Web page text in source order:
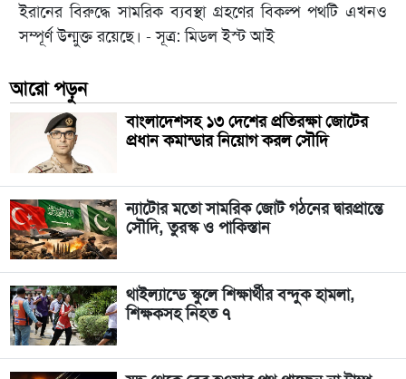
ইরানের বিরুদ্ধে সামরিক ব্যবস্থা গ্রহণের বিকল্প পথটি এখনও
সম্পূর্ণ উন্মুক্ত রয়েছে। - সূত্র: মিডল ইস্ট আই
আরো পড়ুন
বাংলাদেশসহ ১৩ দেশের প্রতিরক্ষা জোটের
প্রধান কমান্ডার নিয়োগ করল সৌদি
ন্যাটোর মতো সামরিক জোট গঠনের দ্বারপ্রান্তে
সৌদি, তুরস্ক ও পাকিস্তান
থাইল্যান্ডে স্কুলে শিক্ষার্থীর বন্দুক হামলা,
শিক্ষকসহ নিহত ৭